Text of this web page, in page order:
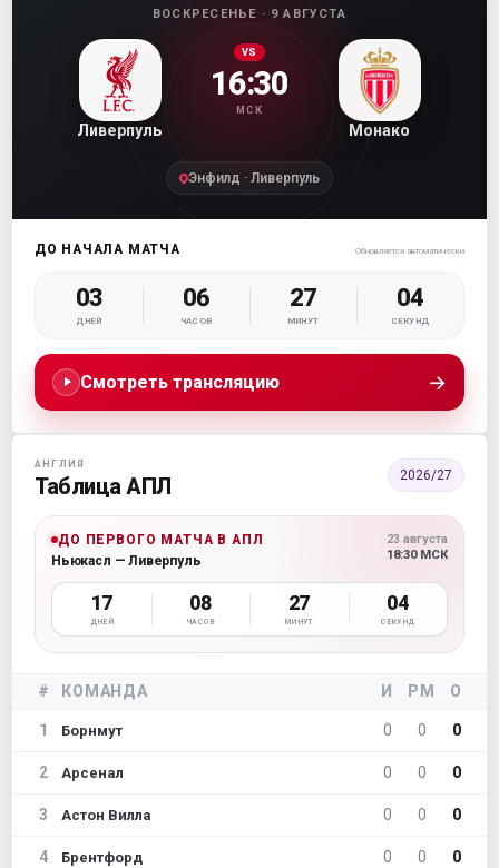
ВОСКРЕСЕНЬЕ · 9 АВГУСТА
Ливерпуль
VS
16:30
МСК
Монако
Энфилд · Ливерпуль
ДО НАЧАЛА МАТЧА Обновляется автоматически
03
ДНЕЙ
06
ЧАСОВ
27
МИНУТ
03
СЕКУНД
Смотреть трансляцию →
АНГЛИЯ
Таблица АПЛ 2026/27
ДО ПЕРВОГО МАТЧА В АПЛ
Ньюкасл — Ливерпуль
23 августа
18:30 МСК
17
ДНЕЙ
08
ЧАСОВ
27
МИНУТ
03
СЕКУНД
# КОМАНДА И РМ О
1 Борнмут 0 0 0
2 Арсенал 0 0 0
3 Астон Вилла 0 0 0
4 Брентфорд 0 0 0